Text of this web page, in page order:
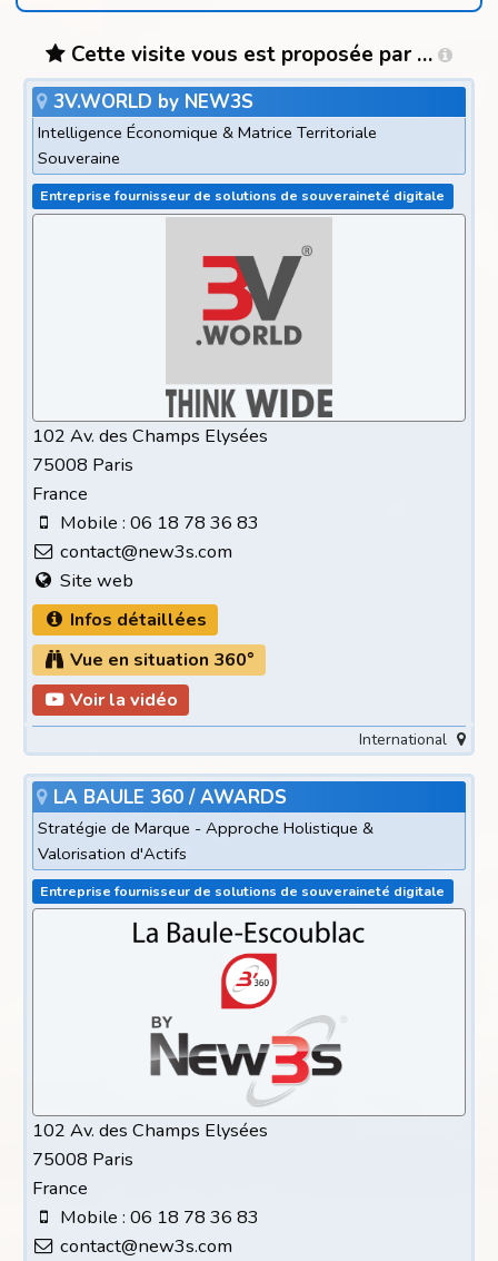
Cette visite vous est proposée par …
3V.WORLD by NEW3S
Intelligence Économique & Matrice Territoriale
Souveraine
Entreprise fournisseur de solutions de souveraineté digitale
102 Av. des Champs Elysées
75008 Paris
France
Mobile : 06 18 78 36 83
contact@new3s.com
Site web
Infos détaillées
Vue en situation 360°
Voir la vidéo
International
LA BAULE 360 / AWARDS
Stratégie de Marque - Approche Holistique &
Valorisation d'Actifs
Entreprise fournisseur de solutions de souveraineté digitale
102 Av. des Champs Elysées
75008 Paris
France
Mobile : 06 18 78 36 83
contact@new3s.com